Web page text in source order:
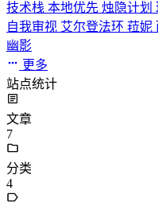
技术栈 本地优先 烛隐计划
自我审视 艾尔登法环 菈妮
幽影
更多
站点统计
文章
7
分类
4